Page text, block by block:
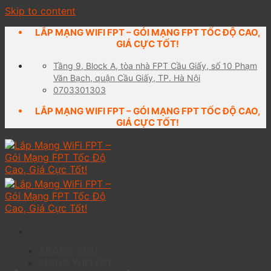
Skip to content
LẮP MẠNG WIFI FPT – GÓI MẠNG FPT TỐC ĐỘ CAO,
GIÁ CỰC TỐT!
Tầng 9, Block A, tòa nhà FPT Cầu Giấy, số 10 Phạm
Văn Bạch, quận Cầu Giấy, TP. Hà Nội
0703301303
LẮP MẠNG WIFI FPT – GÓI MẠNG FPT TỐC ĐỘ CAO,
GIÁ CỰC TỐT!